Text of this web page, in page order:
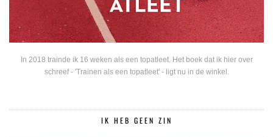
In 2018 trainde ik 16 weken als een topatleet. Het boek dat ik hier over
schreef - 'Trainen als een topatleet' - ligt nu in de winkel.
IK HEB GEEN ZIN